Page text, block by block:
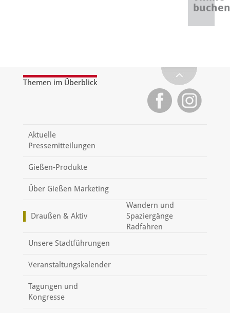
buchen
Themen im Überblick
Aktuelle
Pressemitteilungen
Gießen-Produkte
Über Gießen Marketing
Draußen & Aktiv
Wandern und
Spaziergänge
Radfahren
Unsere Stadtführungen
Veranstaltungskalender
Tagungen und
Kongresse